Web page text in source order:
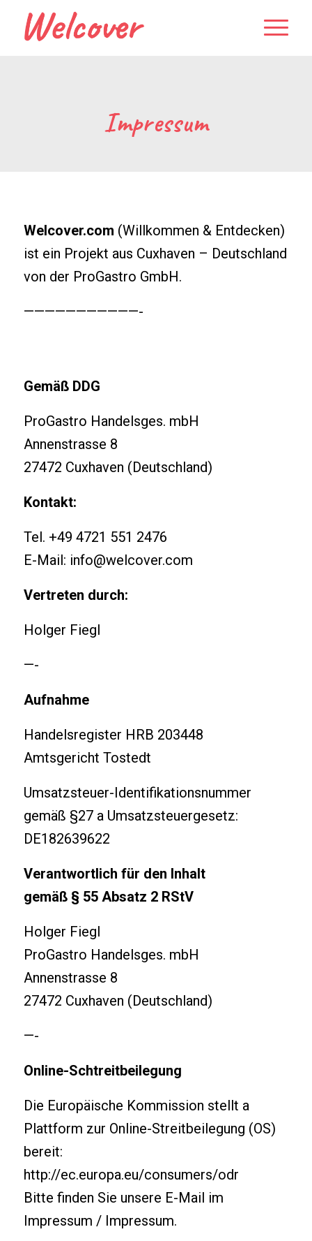
Impressum
Welcover.com (Willkommen & Entdecken)
ist ein Projekt aus Cuxhaven – Deutschland
von der ProGastro GmbH.
———————————-
Gemäß DDG
ProGastro Handelsges. mbH
Annenstrasse 8
27472 Cuxhaven (Deutschland)
Kontakt:
Tel. +49 4721 551 2476
E-Mail: info@welcover.com
Vertreten durch:
Holger Fiegl
—-
Aufnahme
Handelsregister HRB 203448
Amtsgericht Tostedt
Umsatzsteuer-Identifikationsnummer
gemäß §27 a Umsatzsteuergesetz:
DE182639622
Verantwortlich für den Inhalt
gemäß § 55 Absatz 2 RStV
Holger Fiegl
ProGastro Handelsges. mbH
Annenstrasse 8
27472 Cuxhaven (Deutschland)
—-
Online-Schtreitbeilegung
Die Europäische Kommission stellt a
Plattform zur Online-Streitbeilegung (OS)
bereit:
http://ec.europa.eu/consumers/odr
Bitte finden Sie unsere E-Mail im
Impressum / Impressum.